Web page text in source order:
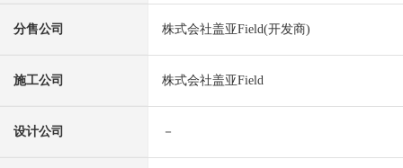
分售公司 株式会社盖亚Field(开发商)
施工公司 株式会社盖亚Field
设计公司 －